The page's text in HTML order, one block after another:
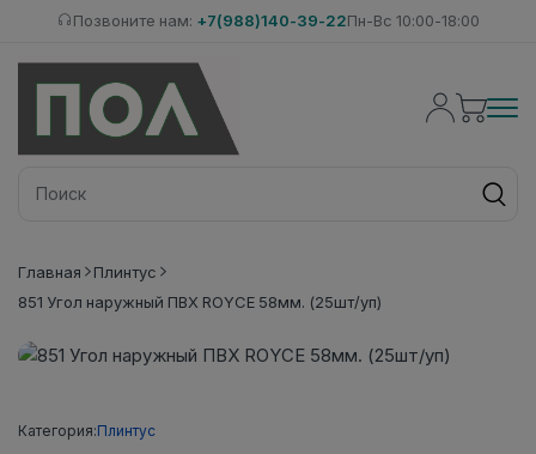
Позвоните нам: +7(988)140-39-22Пн-Вс 10:00-18:00
Главная
Плинтус
851 Угол наружный ПВХ ROYCE 58мм. (25шт/уп)
Категория:Плинтус